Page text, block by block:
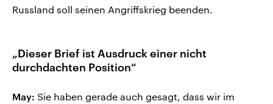
Russland soll seinen Angriffskrieg beenden.
„Dieser Brief ist Ausdruck einer nicht
durchdachten Position“
May: Sie haben gerade auch gesagt, dass wir im